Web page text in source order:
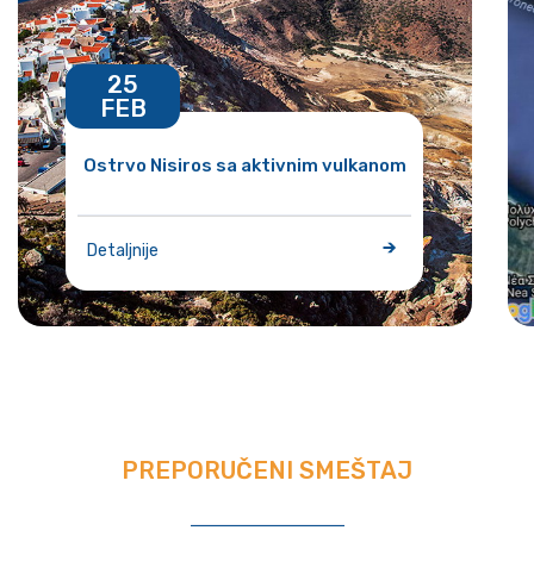
Ostrvo Nisiros sa aktivnim vulkanom
Detaljnije
25
FEB
PREPORUČENI SMEŠTAJ